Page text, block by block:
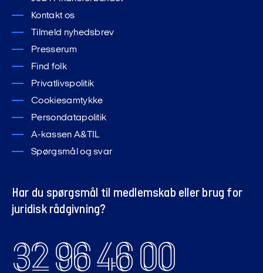
Kontakt os
Tilmeld nyhedsbrev
Presserum
Find folk
Privatlivspolitik
Cookiesamtykke
Persondatapolitik
A-kassen A&TIL
Spørgsmål og svar
Har du spørgsmål til medlemskab eller brug for
juridisk rådgivning?
32 96 46 00